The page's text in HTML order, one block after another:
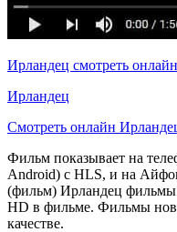
Ирландец смотреть онлайн
Ирландец
Смотреть онлайн
Фильм показывает на
Android) с HLS, и на
(фильм) Ирландец фильмы
HD в фильме. Фильмы
качестве.